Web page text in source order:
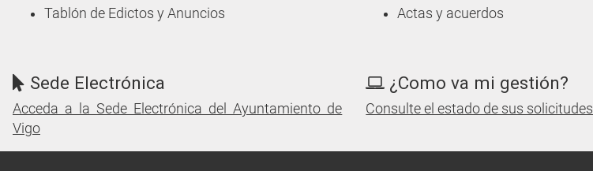
Tablón de Edictos y Anuncios
Actas y acuerdos
Sede Electrónica
Acceda a la Sede Electrónica del Ayuntamiento de
Vigo
¿Como va mi gestión?
Consulte el estado de sus solicitudes